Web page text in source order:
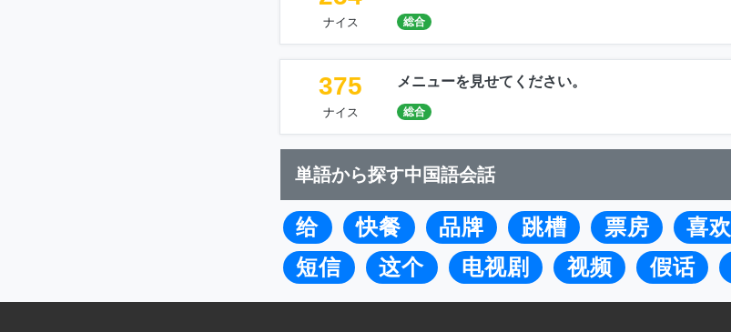
ナイス 総合
375
ナイス
メニューを見せてください。
総合
単語から探す中国語会話
给 快餐 品牌 跳槽 票房 喜欢
短信
这个 电视剧 视频 假话